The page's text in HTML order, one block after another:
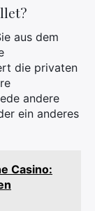
aus dem
die privaten
andere
ein anderes
Casino: